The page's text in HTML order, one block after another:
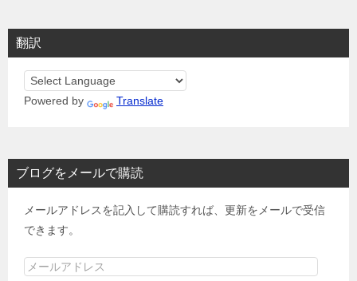
翻訳
Powered by Translate
ブログをメールで購読
メールアドレスを記入して購読すれば、更新をメールで受信
できます。
メ